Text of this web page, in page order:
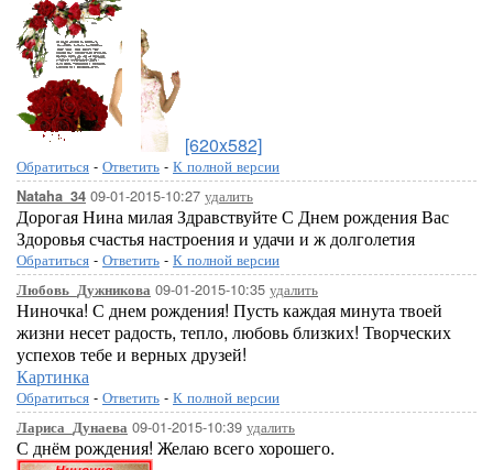
[620x582]
Обратиться - Ответить - К полной версии
Nataha_34 09-01-2015-10:27 удалить
Дорогая Нина милая Здравствуйте С Днем рождения Вас
Здоровья счастья настроения и удачи и ж долголетия
Обратиться - Ответить - К полной версии
Любовь_Дужникова 09-01-2015-10:35 удалить
Ниночка! С днем рождения! Пусть каждая минута твоей
жизни несет радость, тепло, любовь близких! Творческих
успехов тебе и верных друзей!
Картинка
Обратиться - Ответить - К полной версии
Лариса_Дунаева 09-01-2015-10:39 удалить
С днём рождения! Желаю всего хорошего.